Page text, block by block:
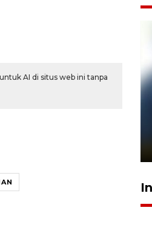
AI di situs web ini tanpa